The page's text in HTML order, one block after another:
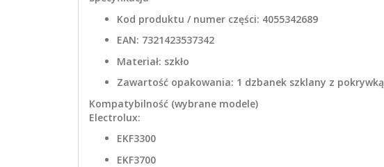
Kod produktu / numer części: 4055342689
EAN: 7321423537342
Materiał: szkło
Zawartość opakowania: 1 dzbanek szklany z pokrywką
Kompatybilność (wybrane modele)
Electrolux:
EKF3300
EKF3700